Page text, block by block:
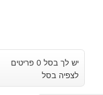
יש לך בסל 0 פריטים
לצפיה בסל